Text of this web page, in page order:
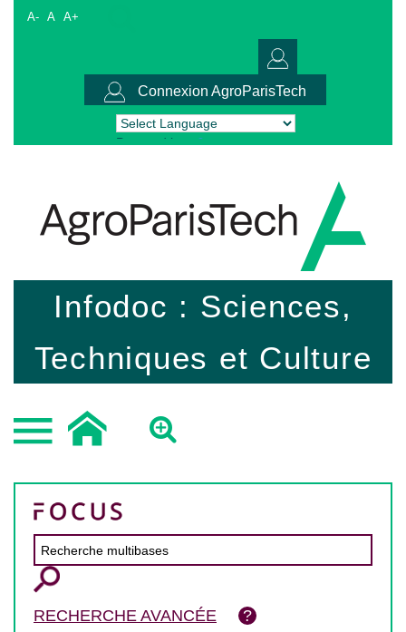
A- A A+
Connexion AgroParisTech
Powered by Translate
Infodoc : Sciences,
Techniques et Culture
RECHERCHE AVANCÉE